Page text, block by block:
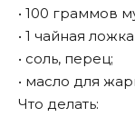
• 100 граммов
• 1 чайная
• соль, перец;
• масло для
Что делать: